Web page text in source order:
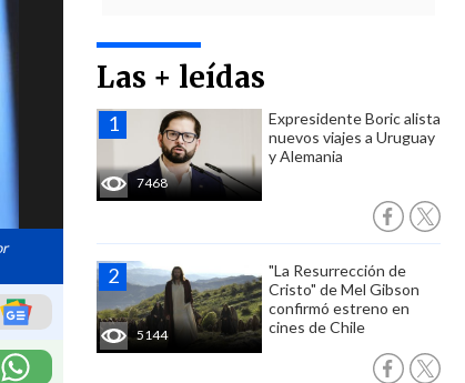
Las + leídas
7468
Expresidente Boric alista
nuevos viajes a Uruguay
y Alemania
5144
"La Resurrección de
Cristo" de Mel Gibson
confirmó estreno en
cines de Chile